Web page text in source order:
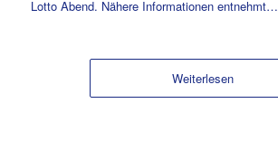
Lotto Abend. Nähere Informationen entnehmt…
Weiterlesen